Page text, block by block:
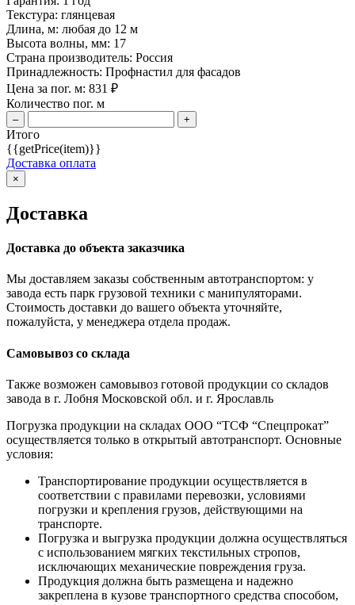
Текстура: глянцевая
Длина, м: любая до 12 м
Высота волны, мм: 17
Страна производитель: Россия
Принадлежность: Профнастил для фасадов
Цена за пог. м: 831 ₽
Количество пог. м
– +
Итого
{{getPrice(item)}}
Доставка оплата
×
Доставка
Доставка до объекта заказчика
Мы доставляем заказы собственным автотранспортом: у
завода есть парк грузовой техники с манипуляторами.
Стоимость доставки до вашего объекта уточняйте,
пожалуйста, у менеджера отдела продаж.
Самовывоз со склада
Также возможен самовывоз готовой продукции со складов
завода в г. Лобня Московской обл. и г. Ярославль
Погрузка продукции на складах ООО “ТСФ “Спецпрокат”
осуществляется только в открытый автотранспорт. Основные
условия:
Транспортирование продукции осуществляется в
соответствии с правилами перевозки, условиями
погрузки и крепления грузов, действующими на
транспорте.
Погрузка и выгрузка продукции должна осуществляться
с использованием мягких текстильных стропов,
исключающих механические повреждения груза.
Продукция должна быть размещена и надежно
закреплена в кузове транспортного средства способом,